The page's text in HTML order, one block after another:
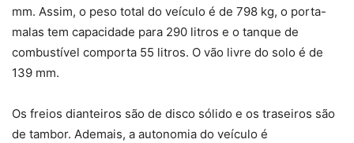
mm. Assim, o peso total do veículo é de 798 kg, o porta-
malas tem capacidade para 290 litros e o tanque de
combustível comporta 55 litros. O vão livre do solo é de
139 mm.
Os freios dianteiros são de disco sólido e os traseiros são
de tambor. Ademais, a autonomia do veículo é